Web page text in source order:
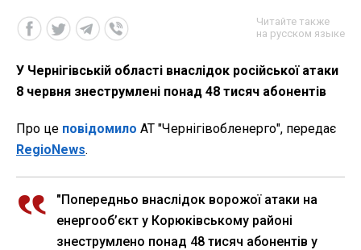
Читайте также
на русском языке
У Чернігівській області внаслідок російської атаки
8 червня знеструмлені понад 48 тисяч абонентів
Про це повідомило АТ "Чернігівобленерго", передає
RegioNews.
"Попередньо внаслідок ворожої атаки на
енергооб’єкт у Корюківському районі
знеструмлено понад 48 тисяч абонентів у